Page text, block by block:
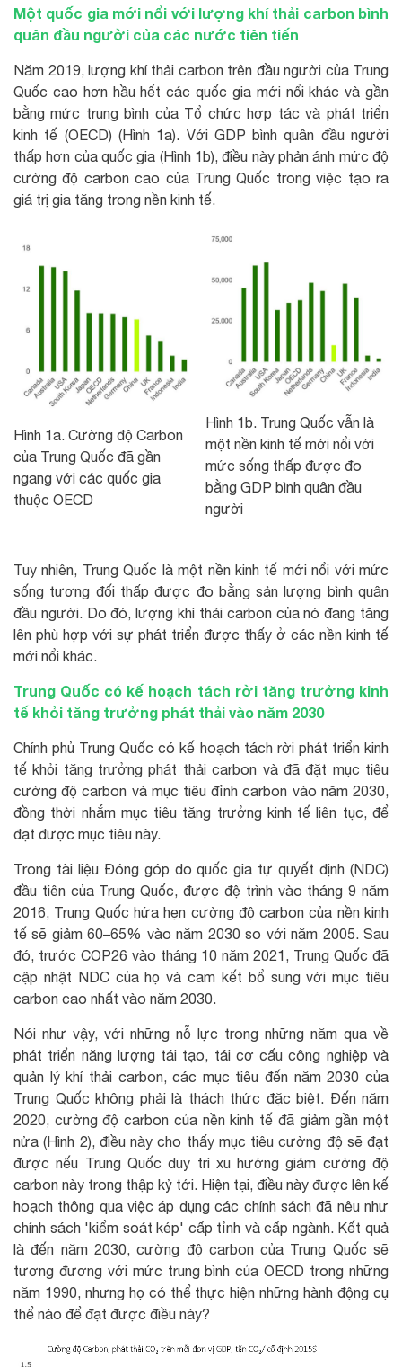
Một quốc gia mới nổi với lượng khí thải carbon bình
quân đầu người của các nước tiên tiến
Năm 2019, lượng khí thải carbon trên đầu người của Trung
Quốc cao hơn hầu hết các quốc gia mới nổi khác và gần
bằng mức trung bình của Tổ chức hợp tác và phát triển
kinh tế (OECD) (Hình 1a). Với GDP bình quân đầu người
thấp hơn của quốc gia (Hình 1b), điều này phản ánh mức độ
cường độ carbon cao của Trung Quốc trong việc tạo ra
giá trị gia tăng trong nền kinh tế.
Hình 1a. Cường độ Carbon
của Trung Quốc đã gần
ngang với các quốc gia
thuộc OECD
Hình 1b. Trung Quốc vẫn là
một nền kinh tế mới nổi với
mức sống thấp được đo
bằng GDP bình quân đầu
người
Tuy nhiên, Trung Quốc là một nền kinh tế mới nổi với mức
sống tương đối thấp được đo bằng sản lượng bình quân
đầu người. Do đó, lượng khí thải carbon của nó đang tăng
lên phù hợp với sự phát triển được thấy ở các nền kinh tế
mới nổi khác.
Trung Quốc có kế hoạch tách rời tăng trưởng kinh
tế khỏi tăng trưởng phát thải vào năm 2030
Chính phủ Trung Quốc có kế hoạch tách rời phát triển kinh
tế khỏi tăng trưởng phát thải carbon và đã đặt mục tiêu
cường độ carbon và mục tiêu đỉnh carbon vào năm 2030,
đồng thời nhắm mục tiêu tăng trưởng kinh tế liên tục, để
đạt được mục tiêu này.
Trong tài liệu Đóng góp do quốc gia tự quyết định (NDC)
đầu tiên của Trung Quốc, được đệ trình vào tháng 9 năm
2016, Trung Quốc hứa hẹn cường độ carbon của nền kinh
tế sẽ giảm 60–65% vào năm 2030 so với năm 2005. Sau
đó, trước COP26 vào tháng 10 năm 2021, Trung Quốc đã
cập nhật NDC của họ và cam kết bổ sung với mục tiêu
carbon cao nhất vào năm 2030.
Nói như vậy, với những nỗ lực trong những năm qua về
phát triển năng lượng tái tạo, tái cơ cấu công nghiệp và
quản lý khí thải carbon, các mục tiêu đến năm 2030 của
Trung Quốc không phải là thách thức đặc biệt. Đến năm
2020, cường độ carbon của nền kinh tế đã giảm gần một
nửa (Hình 2), điều này cho thấy mục tiêu cường độ sẽ đạt
được nếu Trung Quốc duy trì xu hướng giảm cường độ
carbon này trong thập kỷ tới. Hiện tại, điều này được lên kế
hoạch thông qua việc áp dụng các chính sách đã nêu như
chính sách 'kiểm soát kép' cấp tỉnh và cấp ngành. Kết quả
là đến năm 2030, cường độ carbon của Trung Quốc sẽ
tương đương với mức trung bình của OECD trong những
năm 1990, nhưng họ có thể thực hiện những hành động cụ
thể nào để đạt được điều này?